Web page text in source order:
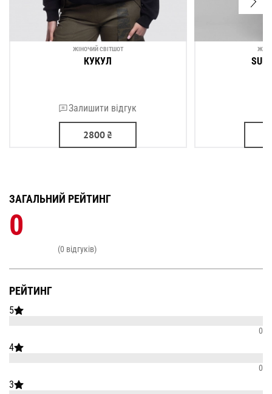
ЖІНОЧИЙ СВІТШОТ
КУКУЛ
Залишити відгук
2800₴
РЕЙТИНГ
5
0
4
0
3
ЗАГАЛЬНИЙ РЕЙТИНГ
0
(0 відгуків)